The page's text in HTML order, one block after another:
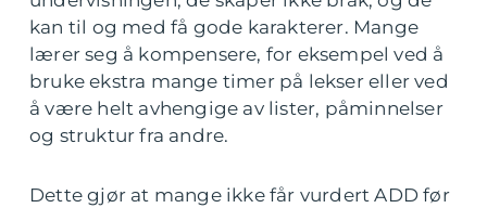
kan til og med få gode karakterer. Mange
lærer seg å kompensere, for eksempel ved å
bruke ekstra mange timer på lekser eller ved
å være helt avhengige av lister, påminnelser
og struktur fra andre.
Dette gjør at mange ikke får vurdert ADD før